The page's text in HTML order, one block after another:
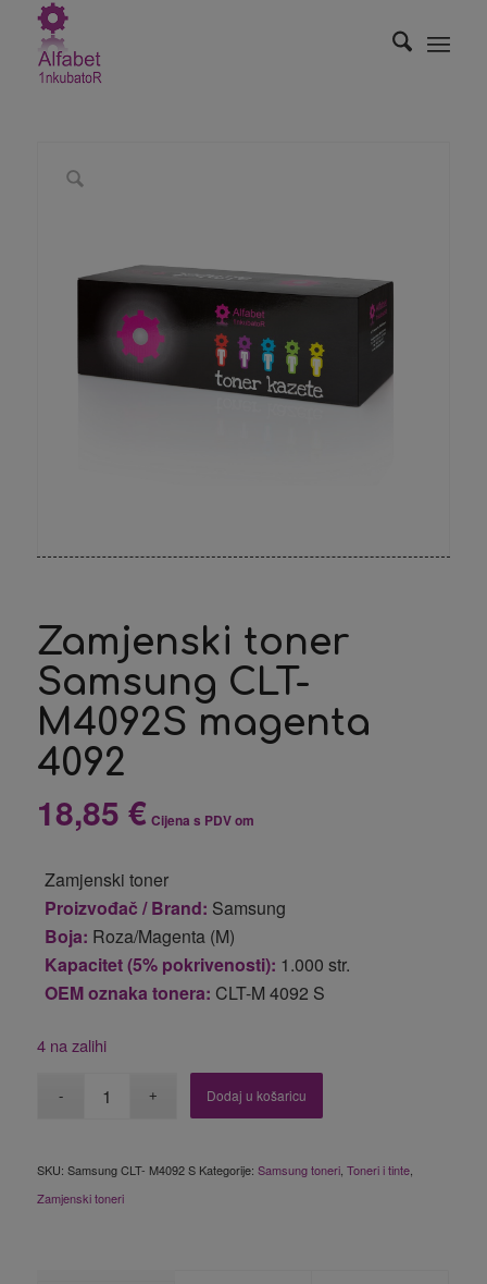
Zamjenski toner
Samsung CLT-
M4092S magenta
4092
18,85 € Cijena s PDV om
Zamjenski toner
Proizvođač / Brand: Samsung
Boja: Roza/Magenta (M)
Kapacitet (5% pokrivenosti): 1.000 str.
OEM oznaka tonera: CLT-M 4092 S
4 na zalihi
Dodaj u košaricu
SKU: Samsung CLT- M4092 S Kategorije: Samsung toneri, Toneri i tinte,
Zamjenski toneri